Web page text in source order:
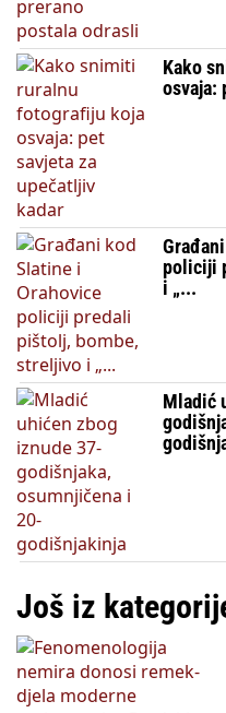
Kako
osvaja:
policiji
i „...
Mladić
Još iz